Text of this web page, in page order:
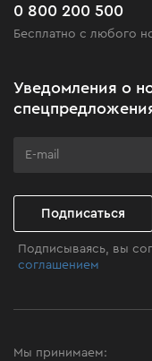
Черная пятница
Клуб мастерства
Часто задаваемые
0 800 200 500
Бесплатно с любого
Уведомления о
Подписаться
Подписываясь, вы
соглашением
Мы принимаем: